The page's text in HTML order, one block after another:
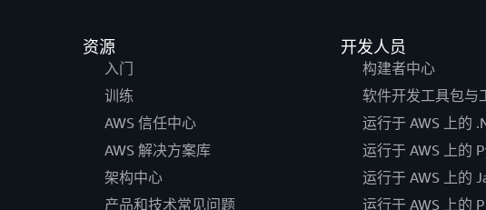
资源
入门
训练
AWS 信任中心
AWS 解决方案库
架构中心
产品和技术常见问题
开发人员
构建者中心
软件开发工具包与
运行于 AWS 上的
运行于 AWS 上的
运行于 AWS 上的
运行于 AWS 上的